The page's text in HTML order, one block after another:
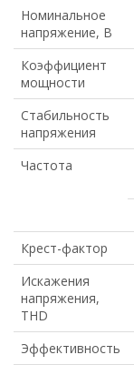
Номинальное
напряжение, В
Коэффициент
мощности
Стабильность
напряжения
Частота
Крест-фактор
Искажения
напряжения,
THD
Эффективность